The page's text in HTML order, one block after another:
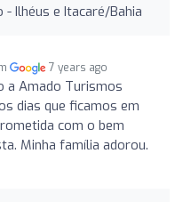
Ilhéus e Itacaré/Bahia
7 years ago
a Amado Turismos
dias que ficamos em
com o bem
Minha família adorou.